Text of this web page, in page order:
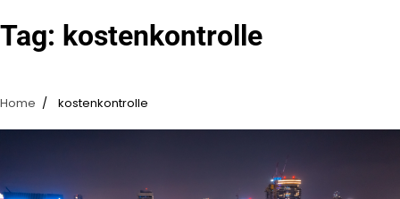
Tag: kostenkontrolle
Home kostenkontrolle